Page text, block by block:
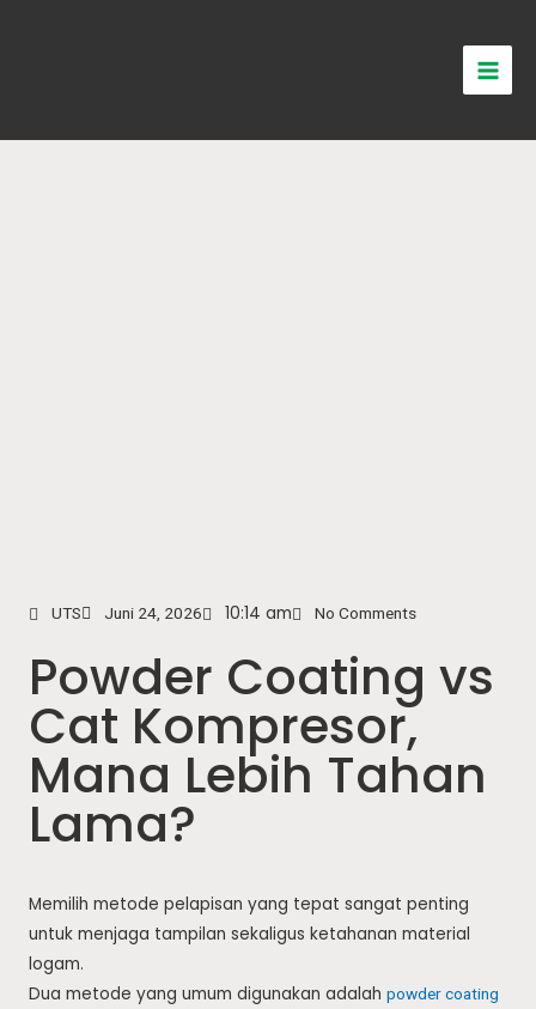
UTS Juni 24, 2026 10:14 am No Comments
Powder Coating vs
Cat Kompresor,
Mana Lebih Tahan
Lama?
Memilih metode pelapisan yang tepat sangat penting
untuk menjaga tampilan sekaligus ketahanan material
logam.
Dua metode yang umum digunakan adalah powder coating